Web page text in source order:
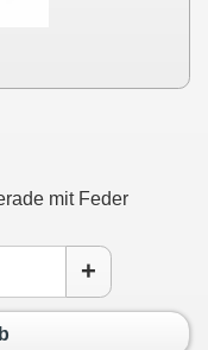
mit Feder
+